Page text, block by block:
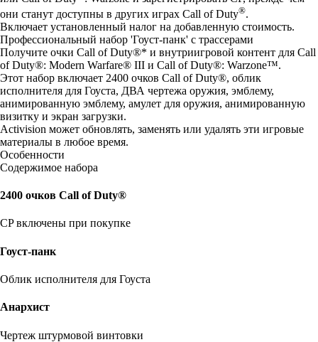
они станут доступны в других играх Call of Duty®.
Включает установленный налог на добавленную стоимость.
Профессиональный набор 'Гоуст-панк' с трассерами
Получите очки Call of Duty®* и внутриигровой контент для Call
of Duty®: Modern Warfare® III и Call of Duty®: Warzone™.
Этот набор включает 2400 очков Call of Duty®, облик
исполнителя для Гоуста, ДВА чертежа оружия, эмблему,
анимированную эмблему, амулет для оружия, анимированную
визитку и экран загрузки.
Activision может обновлять, заменять или удалять эти игровые
материалы в любое время.
Особенности
Содержимое набора
2400 очков Call of Duty®
CP включены при покупке
Гоуст-панк
Облик исполнителя для Гоуста
Анархист
Чертеж штурмовой винтовки